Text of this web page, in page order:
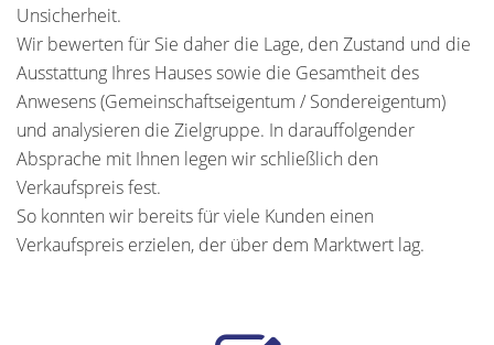
Unsicherheit.
Wir bewerten für Sie daher die Lage, den Zustand und die
Ausstattung Ihres Hauses sowie die Gesamtheit des
Anwesens (Gemeinschaftseigentum / Sondereigentum)
und analysieren die Zielgruppe. In darauffolgender
Absprache mit Ihnen legen wir schließlich den
Verkaufspreis fest.
So konnten wir bereits für viele Kunden einen
Verkaufspreis erzielen, der über dem Marktwert lag.